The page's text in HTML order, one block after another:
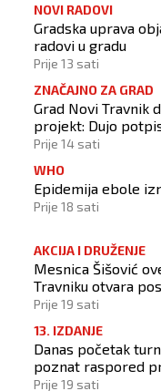
NOVI RADOVI
Gradska uprava
radovi u gradu
Prije 13 sati
ZNAČAJNO ZA GRAD
Grad Novi Travnik
projekt: Dujo
Prije 14 sati
WHO
Epidemija ebole
Prije 18 sati
AKCIJA I DRUŽENJE
Mesnica Šišović
Travniku otvara
Prije 19 sati
13. IZDANJE
Danas početak
poznat raspored
Prije 19 sati